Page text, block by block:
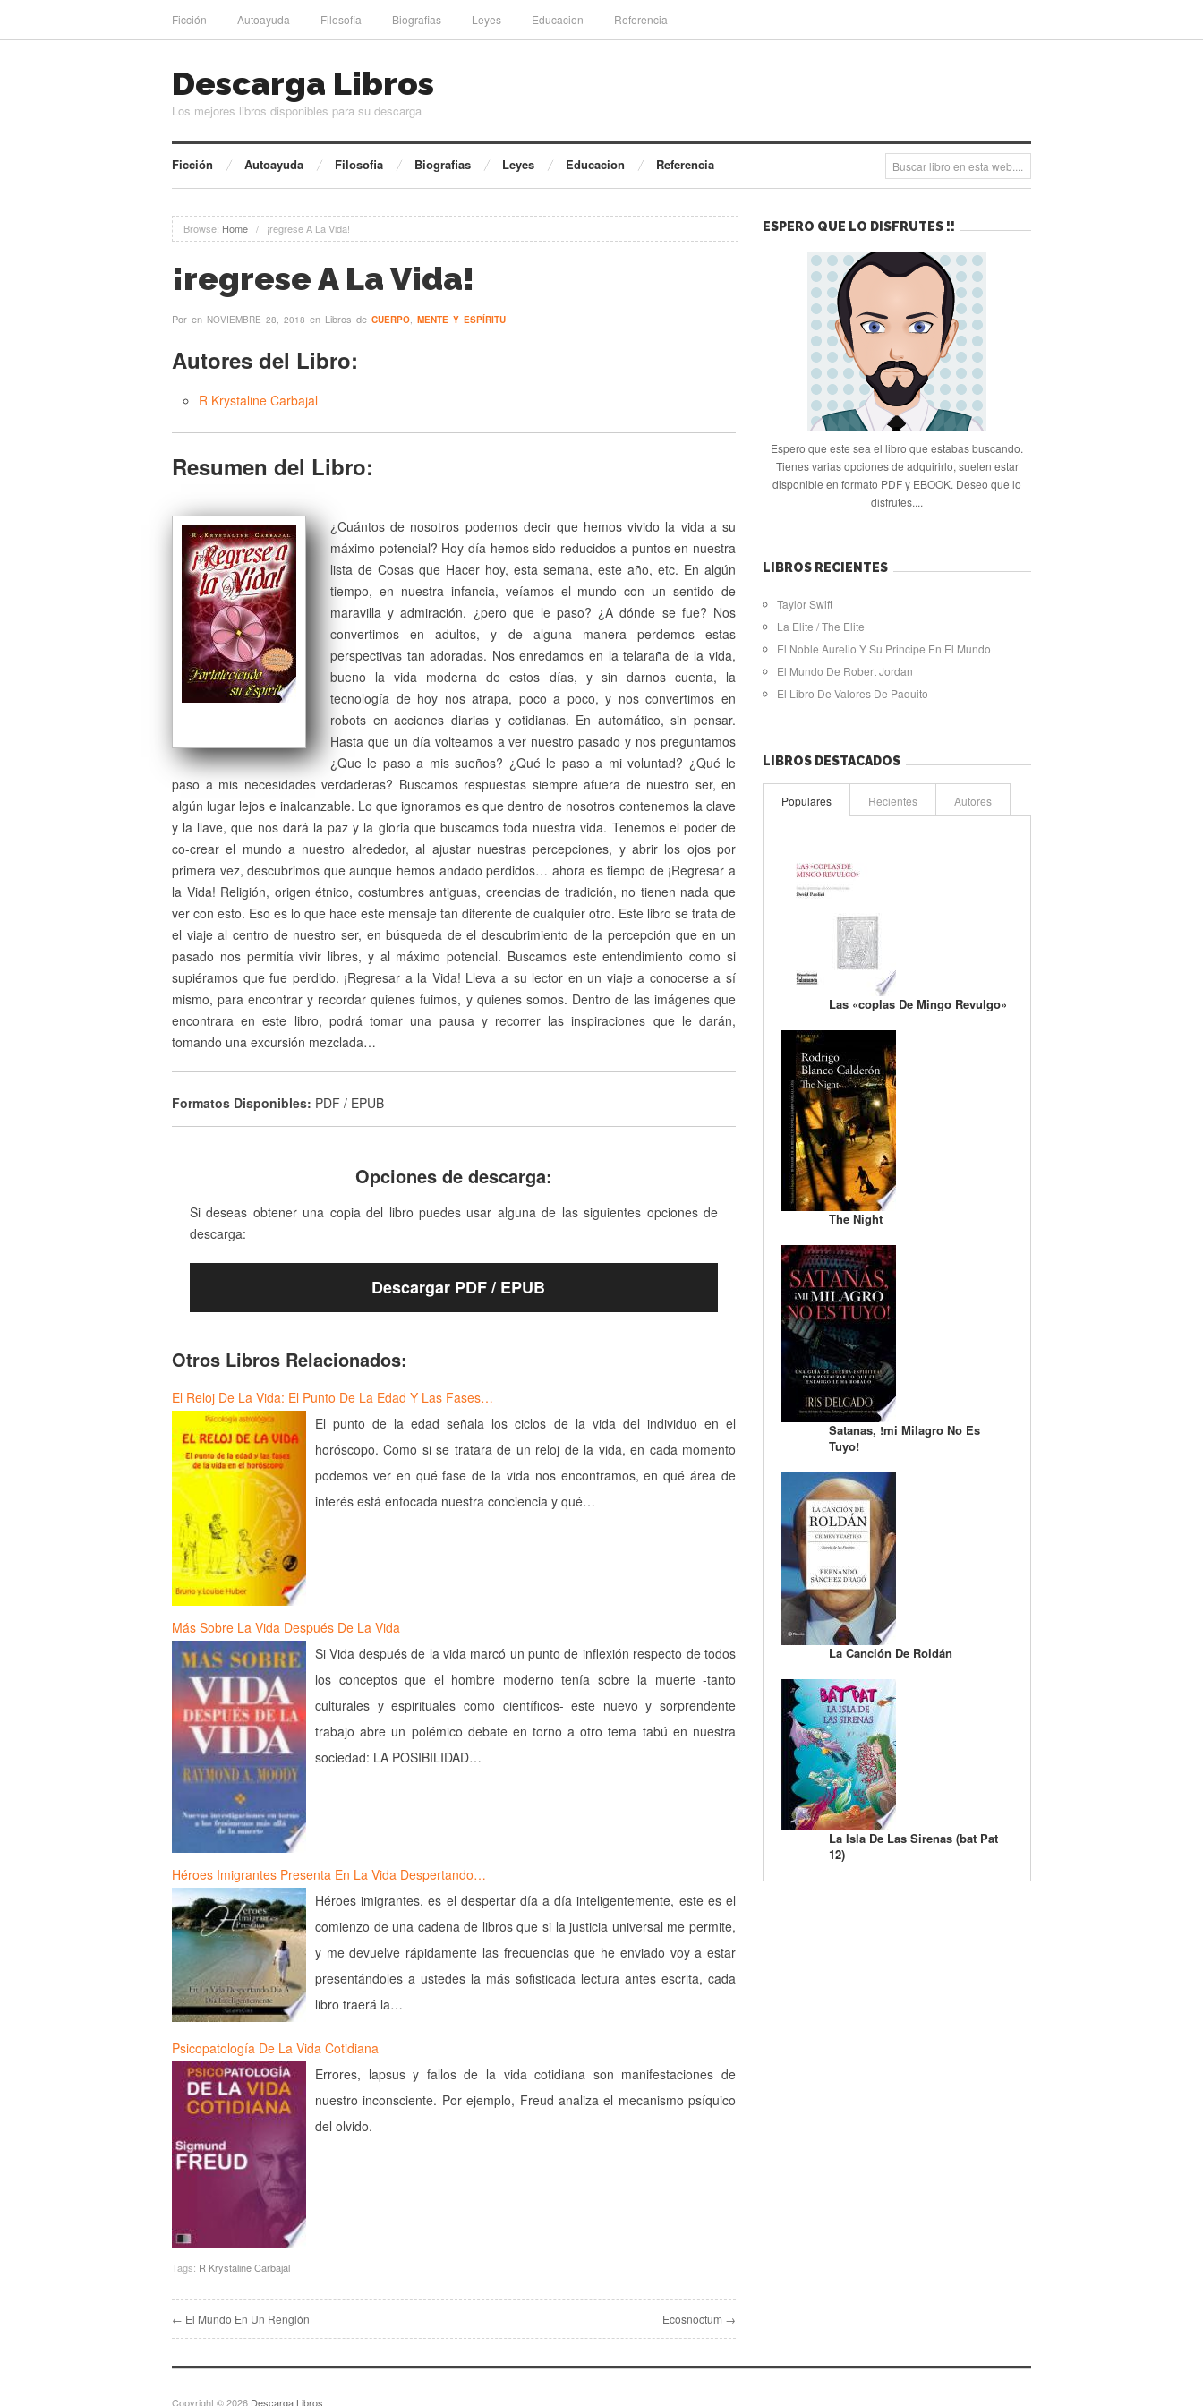
Ficción Autoayuda Filosofia Biografias Leyes Educacion Referencia
Descarga Libros
Los mejores libros disponibles para su descarga
Ficción Autoayuda Filosofia Biografias Leyes Educacion Referencia
Browse: Home / ¡regrese A La Vida!
¡regrese A La Vida!
Por en NOVIEMBRE 28, 2018 en Libros de CUERPO, MENTE Y ESPÍRITU
Autores del Libro:
R Krystaline Carbajal
Resumen del Libro:
¿Cuántos de nosotros podemos decir que hemos vivido la vida a su
máximo potencial? Hoy día hemos sido reducidos a puntos en nuestra
lista de Cosas que Hacer hoy, esta semana, este año, etc. En algún
tiempo, en nuestra infancia, veíamos el mundo con un sentido de
maravilla y admiración, ¿pero que le paso? ¿A dónde se fue? Nos
convertimos en adultos, y de alguna manera perdemos estas
perspectivas tan adoradas. Nos enredamos en la telaraña de la vida,
bueno la vida moderna de estos días, y sin darnos cuenta, la
tecnología de hoy nos atrapa, poco a poco, y nos convertimos en
robots en acciones diarias y cotidianas. En automático, sin pensar.
Hasta que un día volteamos a ver nuestro pasado y nos preguntamos
¿Que le paso a mis sueños? ¿Qué le paso a mi voluntad? ¿Qué le
paso a mis necesidades verdaderas? Buscamos respuestas siempre afuera de nuestro ser, en
algún lugar lejos e inalcanzable. Lo que ignoramos es que dentro de nosotros contenemos la clave
y la llave, que nos dará la paz y la gloria que buscamos toda nuestra vida. Tenemos el poder de
co-crear el mundo a nuestro alrededor, al ajustar nuestras percepciones, y abrir los ojos por
primera vez, descubrimos que aunque hemos andado perdidos… ahora es tiempo de ¡Regresar a
la Vida! Religión, origen étnico, costumbres antiguas, creencias de tradición, no tienen nada que
ver con esto. Eso es lo que hace este mensaje tan diferente de cualquier otro. Este libro se trata de
el viaje al centro de nuestro ser, en búsqueda de el descubrimiento de la percepción que en un
pasado nos permitía vivir libres, y al máximo potencial. Buscamos este entendimiento como si
supiéramos que fue perdido. ¡Regresar a la Vida! Lleva a su lector en un viaje a conocerse a sí
mismo, para encontrar y recordar quienes fuimos, y quienes somos. Dentro de las imágenes que
encontrara en este libro, podrá tomar una pausa y recorrer las inspiraciones que le darán,
tomando una excursión mezclada…
Formatos Disponibles: PDF / EPUB
Opciones de descarga:
Si deseas obtener una copia del libro puedes usar alguna de las siguientes opciones de
descarga:
Descargar PDF / EPUB
Otros Libros Relacionados:
El Reloj De La Vida: El Punto De La Edad Y Las Fases…
El punto de la edad señala los ciclos de la vida del individuo en el
horóscopo. Como si se tratara de un reloj de la vida, en cada momento
podemos ver en qué fase de la vida nos encontramos, en qué área de
interés está enfocada nuestra conciencia y qué…
Más Sobre La Vida Después De La Vida
Si Vida después de la vida marcó un punto de inflexión respecto de todos
los conceptos que el hombre moderno tenía sobre la muerte -tanto
culturales y espirituales como científicos- este nuevo y sorprendente
trabajo abre un polémico debate en torno a otro tema tabú en nuestra
sociedad: LA POSIBILIDAD…
Héroes Imigrantes Presenta En La Vida Despertando…
Héroes imigrantes, es el despertar día a día inteligentemente, este es el
comienzo de una cadena de libros que si la justicia universal me permite,
y me devuelve rápidamente las frecuencias que he enviado voy a estar
presentándoles a ustedes la más sofisticada lectura antes escrita, cada
libro traerá la…
Psicopatología De La Vida Cotidiana
Errores, lapsus y fallos de la vida cotidiana son manifestaciones de
nuestro inconsciente. Por ejemplo, Freud analiza el mecanismo psíquico
del olvido.
Tags: R Krystaline Carbajal
← El Mundo En Un Renglón Ecosnoctum →
ESPERO QUE LO DISFRUTES !!
Espero que este sea el libro que estabas buscando.
Tienes varias opciones de adquirirlo, suelen estar
disponible en formato PDF y EBOOK. Deseo que lo
disfrutes....
LIBROS RECIENTES
Taylor Swift
La Elite / The Elite
El Noble Aurelio Y Su Principe En El Mundo
El Mundo De Robert Jordan
El Libro De Valores De Paquito
LIBROS DESTACADOS
Populares Recientes Autores
Las «coplas De Mingo Revulgo»
The Night
Satanas, !mi Milagro No Es
Tuyo!
La Canción De Roldán
La Isla De Las Sirenas (bat Pat
12)
Copyright © 2026 Descarga Libros